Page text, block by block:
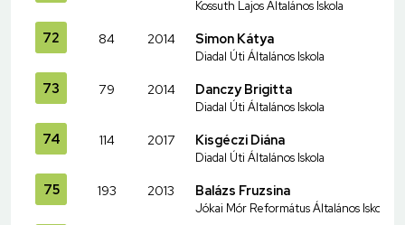
Kossuth Lajos Általános Iskola
72 84 2014 Simon Kátya
Diadal Úti Általános Iskola
73 79 2014 Danczy Brigitta
Diadal Úti Általános Iskola
74 114 2017 Kisgéczi Diána
Diadal Úti Általános Iskola
75 193 2013 Balázs Fruzsina
Jókai Mór Református Általános Iskola